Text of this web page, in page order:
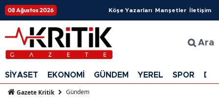
08 Ağustos 2026 Köşe Yazarları Manşetler İletişim
Ara
SİYASET EKONOMİ GÜNDEM YEREL SPOR
Gazete Kritik Gündem